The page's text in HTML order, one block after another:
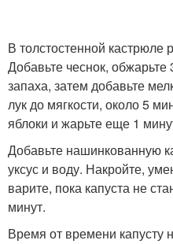
В толстостенной кастрюле
Добавьте чеснок,
запаха, затем добавьте
лук до мягкости, около 5
яблоки и жарьте еще 1
Добавьте нашинкованную
уксус и воду. Накройте,
варите, пока капуста не
минут.
Время от времени капусту